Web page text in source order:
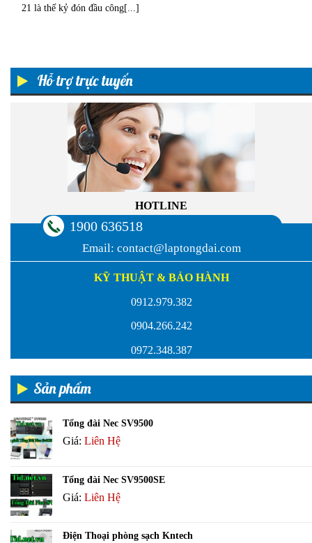
Hỗ trợ trực tuyến
HOTLINE
1900 636518
Email: contact@laptongdai.com
KỸ THUẬT & BẢO HÀNH
0912.979.382
0904.266.242
0972.348.387
Sản phẩm
Tổng đài Nec SV9500
Giá: Liên Hệ
Tổng đài Nec SV9500SE
Giá: Liên Hệ
Điện Thoại phòng sạch Kntech
21 là thế kỷ đón đầu công[...]